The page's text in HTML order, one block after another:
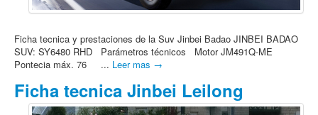
Ficha tecnica y prestaciones de la Suv Jinbei Badao JINBEI BADAO
SUV: SY6480 RHD Parámetros técnicos Motor JM491Q-ME
Pontecia máx. 76 ... Leer mas →
Ficha tecnica Jinbei Leilong